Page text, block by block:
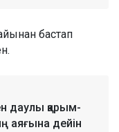
бастап
даулы қарым-
аяғына дейін